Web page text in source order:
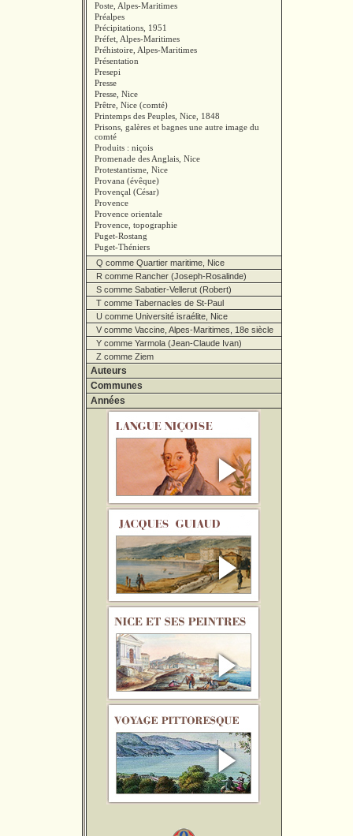
Poste, Alpes-Maritimes
Préalpes
Précipitations, 1951
Préfet, Alpes-Maritimes
Préhistoire, Alpes-Maritimes
Présentation
Presepi
Presse
Presse, Nice
Prêtre, Nice (comté)
Printemps des Peuples, Nice, 1848
Prisons, galères et bagnes une autre image du
comté
Produits : niçois
Promenade des Anglais, Nice
Protestantisme, Nice
Provana (évêque)
Provençal (César)
Provence
Provence orientale
Provence, topographie
Puget-Rostang
Puget-Théniers
Q comme Quartier maritime, Nice
R comme Rancher (Joseph-Rosalinde)
S comme Sabatier-Vellerut (Robert)
T comme Tabernacles de St-Paul
U comme Université israélite, Nice
V comme Vaccine, Alpes-Maritimes, 18e siècle
Y comme Yarmola (Jean-Claude Ivan)
Z comme Ziem
Auteurs
Communes
Années